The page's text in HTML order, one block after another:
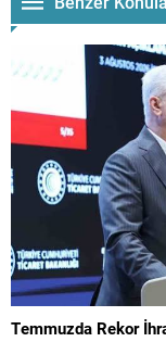
Temmuzda Rekor